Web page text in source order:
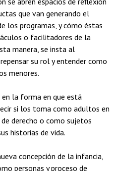
que van generando el
los programas, y cómo éstas
o facilitadores de la
manera, se insta al
su rol y entender como
menores.
en la forma en que está
si los toma como adultos en
derecho o como sujetos
historias de vida.
concepción de la infancia,
personas y proceso de